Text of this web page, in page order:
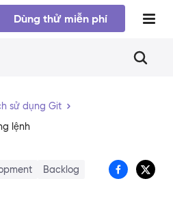
Dùng thử miễn phí
sử dụng Git
lệnh
Backlog